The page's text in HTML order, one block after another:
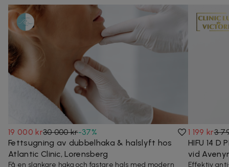
19 000 kr30 000 kr-37%
Fettsugning av dubbelhaka & halslyft hos
Atlantic Clinic, Lorensberg
Få en slankare haka och fastare hals med modern
1 199 kr3
HIFU 14
vid
Effektiv